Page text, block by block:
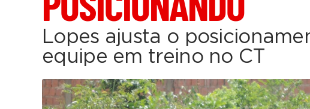
Lopes ajusta o
equipe em treino no CT